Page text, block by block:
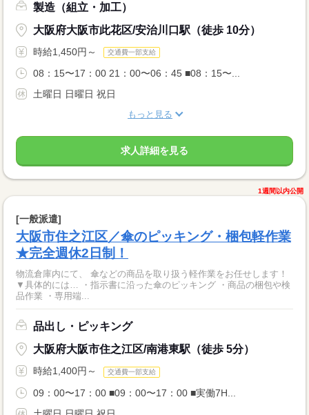
製造（組立・加工）
大阪府大阪市此花区/安治川口駅（徒歩 10分）
時給1,450円～ 交通費一部支給
08：15〜17：00 21：00〜06：45 ■08：15〜...
土曜日 日曜日 祝日
もっと見る
求人詳細を見る
1週間以内公開
[一般派遣]
大阪市住之江区／傘のピッキング・梱包軽作業
★完全週休2日制！
物流倉庫内にて、 傘などの商品を取り扱う軽作業をお任せします！
▼具体的には… ・指示書に沿った傘のピッキング ・商品の梱包や検
品作業 ・専用端...
品出し・ピッキング
大阪府大阪市住之江区/南港東駅（徒歩 5分）
時給1,400円～ 交通費一部支給
09：00〜17：00 ■09：00〜17：00 ■実働7H...